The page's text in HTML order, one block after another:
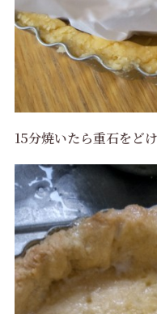
15分焼いたら重石をど